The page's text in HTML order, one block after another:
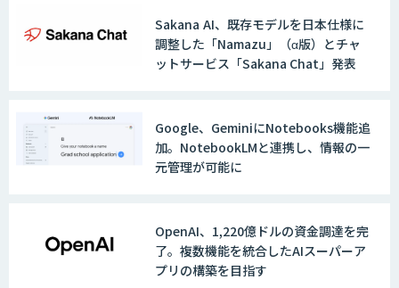
Sakana AI、既存モデルを日本仕様に
調整した「Namazu」（α版）とチャ
ットサービス「Sakana Chat」発表
Google、GeminiにNotebooks機能追
加。NotebookLMと連携し、情報の一
元管理が可能に
OpenAI、1,220億ドルの資金調達を完
了。複数機能を統合したAIスーパーア
プリの構築を目指す